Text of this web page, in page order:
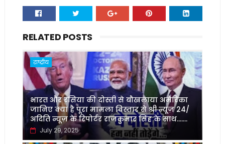
RELATED POSTS
राष्ट्रीय
भारत और रसिया की दोस्ती से बौखलाया अमेरिका
जानिए क्या है पूरा मामला विस्तार से श्री न्यूज़ 24/
अदिति न्यूज़ के रिपोर्टर राजकुमार सिंह के साथ.......
July 29, 2025